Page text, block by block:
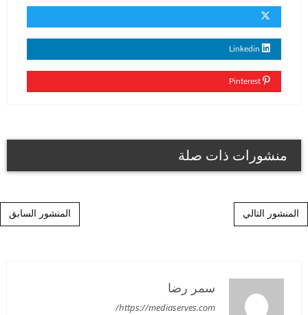
منشورات ذات صلة
Post navigation المنشور السابق المنشور التالي
سمر رضا
https://mediaserves.com/